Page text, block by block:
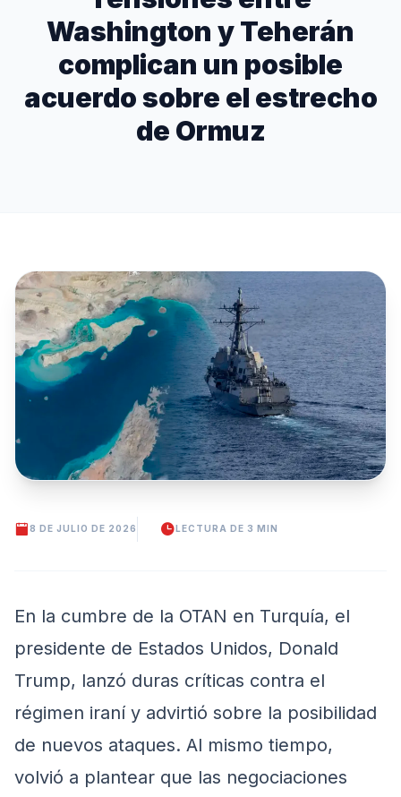
Washington y Teherán
complican un posible
acuerdo sobre el estrecho
de Ormuz
8 DE JULIO DE 2026 LECTURA DE 3 MIN
En la cumbre de la OTAN en Turquía, el
presidente de Estados Unidos, Donald
Trump, lanzó duras críticas contra el
régimen iraní y advirtió sobre la posibilidad
de nuevos ataques. Al mismo tiempo,
volvió a plantear que las negociaciones